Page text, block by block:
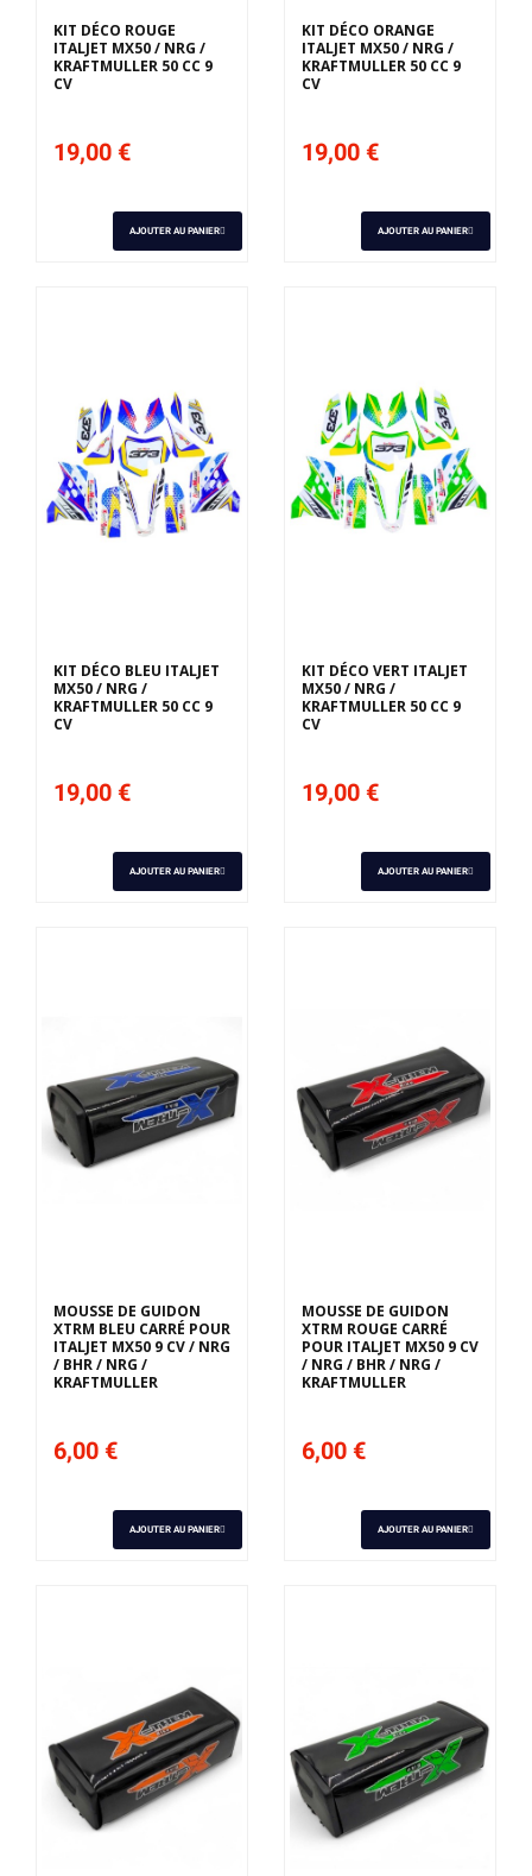
KIT DÉCO ROUGE
ITALJET MX50 / NRG /
KRAFTMULLER 50 CC 9
CV
19,00 €
AJOUTER AU PANIER
KIT DÉCO ORANGE
ITALJET MX50 / NRG /
KRAFTMULLER 50 CC 9
CV
19,00 €
AJOUTER AU PANIER
KIT DÉCO BLEU ITALJET
MX50 / NRG /
KRAFTMULLER 50 CC 9
CV
19,00 €
AJOUTER AU PANIER
KIT DÉCO VERT ITALJET
MX50 / NRG /
KRAFTMULLER 50 CC 9
CV
19,00 €
AJOUTER AU PANIER
MOUSSE DE GUIDON
XTRM BLEU CARRÉ POUR
ITALJET MX50 9 CV / NRG
/ BHR / NRG /
KRAFTMULLER
6,00 €
AJOUTER AU PANIER
MOUSSE DE GUIDON
XTRM ROUGE CARRÉ
POUR ITALJET MX50 9 CV
/ NRG / BHR / NRG /
KRAFTMULLER
6,00 €
AJOUTER AU PANIER